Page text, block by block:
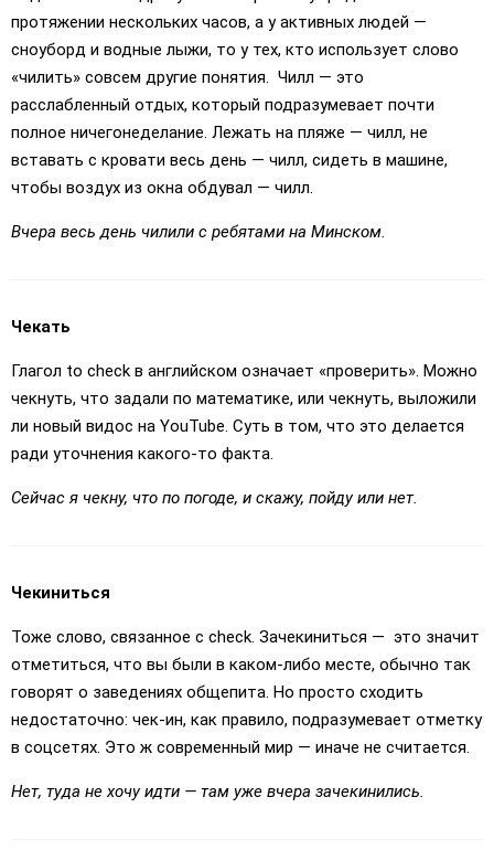
протяжении нескольких часов, а у активных людей —
сноуборд и водные лыжи, то у тех, кто использует слово
«чилить» совсем другие понятия. Чилл — это
расслабленный отдых, который подразумевает почти
полное ничегонеделание. Лежать на пляже — чилл, не
вставать с кровати весь день — чилл, сидеть в машине,
чтобы воздух из окна обдувал — чилл.
Вчера весь день чилили с ребятами на Минском.
Чекать
Глагол to сheck в английском означает «проверить». Можно
чекнуть, что задали по математике, или чекнуть, выложили
ли новый видос на YouTube. Суть в том, что это делается
ради уточнения какого-то факта.
Сейчас я чекну, что по погоде, и скажу, пойду или нет.
Чекиниться
Тоже слово, связанное с check. Зачекиниться — это значит
отметиться, что вы были в каком-либо месте, обычно так
говорят о заведениях общепита. Но просто сходить
недостаточно: чек-ин, как правило, подразумевает отметку
в соцсетях. Это ж современный мир — иначе не считается.
Нет, туда не хочу идти — там уже вчера зачекинились.